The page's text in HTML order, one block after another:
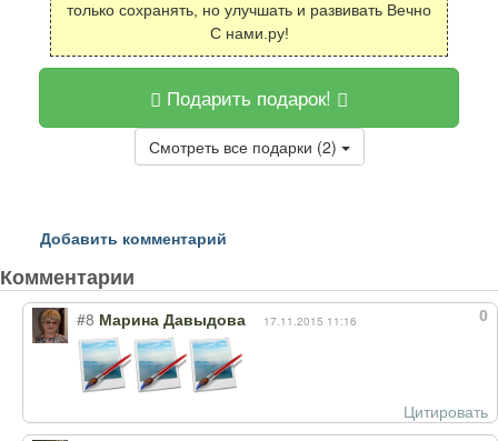
только сохранять, но улучшать и развивать Вечно
С нами.ру!
Подарить подарок!
Смотреть все подарки (2)
Добавить комментарий
Комментарии
0
#8 Марина Давыдова 17.11.2015 11:16
Цитировать